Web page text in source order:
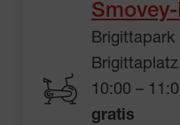
Brigittapark
10:00 –
gratis